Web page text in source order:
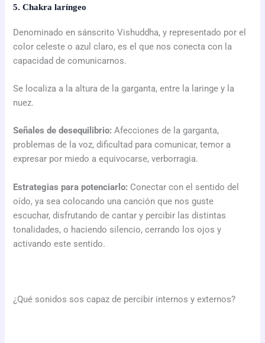
5. Chakra laríngeo
Denominado en sánscrito Vishuddha, y representado por el
color celeste o azul claro, es el que nos conecta con la
capacidad de comunicarnos.
Se localiza a la altura de la garganta, entre la laringe y la
nuez.
Señales de desequilibrio: Afecciones de la garganta,
problemas de la voz, dificultad para comunicar, temor a
expresar por miedo a equivocarse, verborragia.
Estrategias para potenciarlo: Conectar con el sentido del
oído, ya sea colocando una canción que nos guste
escuchar, disfrutando de cantar y percibir las distintas
tonalidades, o haciendo silencio, cerrando los ojos y
activando este sentido.
¿Qué sonidos sos capaz de percibir internos y externos?